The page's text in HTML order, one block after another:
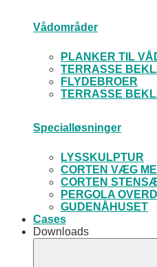
Vådområder
PLANKER TIL
TERRASSE
FLYDEBROER
TERRASSE
Specialløsninger
LYSSKULPTUR
CORTEN VÆG
CORTEN
PERGOLA
GUDENÅHUSET
Cases
Downloads